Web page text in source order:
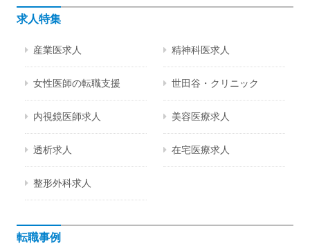
求人特集
産業医求人 精神科医求人
女性医師の転職支援 世田谷・クリニック
内視鏡医師求人 美容医療求人
透析求人 在宅医療求人
整形外科求人
転職事例